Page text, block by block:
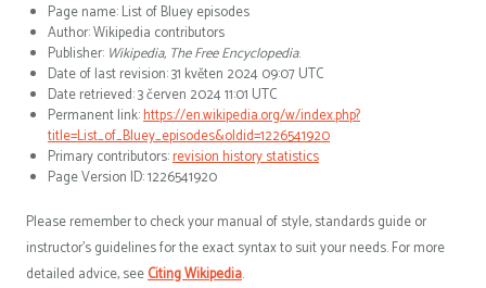
Page name: List of Bluey episodes
Author: Wikipedia contributors
Publisher: Wikipedia, The Free Encyclopedia.
Date of last revision: 31 květen 2024 09:07 UTC
Date retrieved: 3 červen 2024 11:01 UTC
Permanent link:https://en.wikipedia.org/w/index.php?
title=List_of_Bluey_episodes&oldid=1226541920
Primary contributors:revision history statistics
Page Version ID: 1226541920
Please remember to check your manual of style, standards guide or
instructor’s guidelines for the exact syntax to suit your needs. For more
detailed advice, seeCiting Wikipedia.